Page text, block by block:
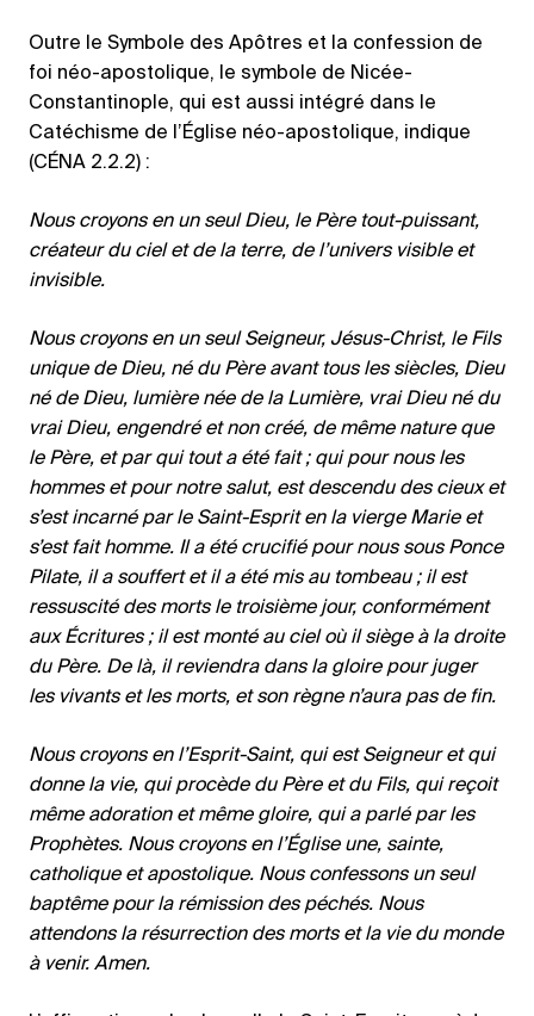
Outre le Symbole des Apôtres et la confession de
foi néo-apostolique, le symbole de Nicée-
Constantinople, qui est aussi intégré dans le
Catéchisme de l’Église néo-apostolique, indique
(CÉNA 2.2.2) :
Nous croyons en un seul Dieu, le Père tout-puissant,
créateur du ciel et de la terre, de l’univers visible et
invisible.
Nous croyons en un seul Seigneur, Jésus-Christ, le Fils
unique de Dieu, né du Père avant tous les siècles, Dieu
né de Dieu, lumière née de la Lumière, vrai Dieu né du
vrai Dieu, engendré et non créé, de même nature que
le Père, et par qui tout a été fait ; qui pour nous les
hommes et pour notre salut, est descendu des cieux et
s’est incarné par le Saint-Esprit en la vierge Marie et
s’est fait homme. Il a été crucifié pour nous sous Ponce
Pilate, il a souffert et il a été mis au tombeau ; il est
ressuscité des morts le troisième jour, conformément
aux Écritures ; il est monté au ciel où il siège à la droite
du Père. De là, il reviendra dans la gloire pour juger
les vivants et les morts, et son règne n’aura pas de fin.
Nous croyons en l’Esprit-Saint, qui est Seigneur et qui
donne la vie, qui procède du Père et du Fils, qui reçoit
même adoration et même gloire, qui a parlé par les
Prophètes. Nous croyons en l’Église une, sainte,
catholique et apostolique. Nous confessons un seul
baptême pour la rémission des péchés. Nous
attendons la résurrection des morts et la vie du monde
à venir. Amen.